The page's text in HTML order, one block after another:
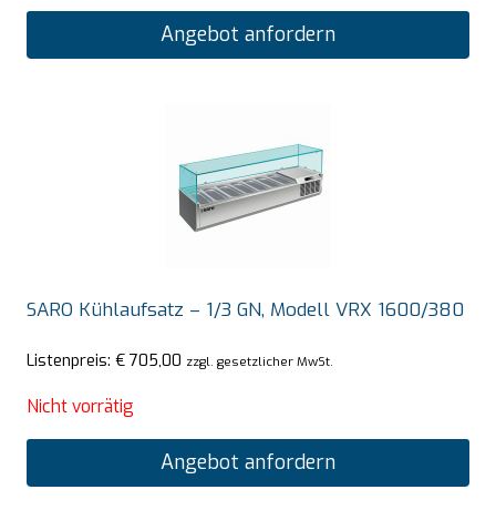
Angebot anfordern
SARO Kühlaufsatz – 1/3 GN, Modell VRX 1600/380
Listenpreis: € 705,00 zzgl. gesetzlicher MwSt.
Nicht vorrätig
Angebot anfordern